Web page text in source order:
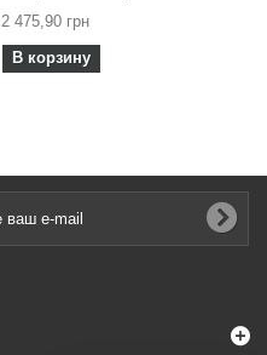
2 475,90 грн
В корзину